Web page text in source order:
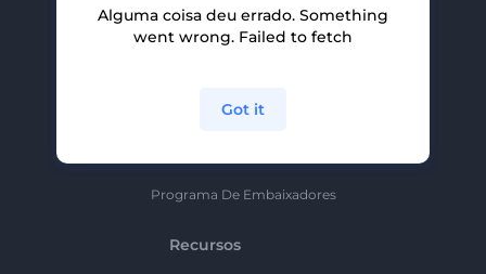
Programa De Afiliados
Programa De Embaixadores
Recursos
Alguma coisa deu errado. Something
went wrong. Failed to fetch
Got it